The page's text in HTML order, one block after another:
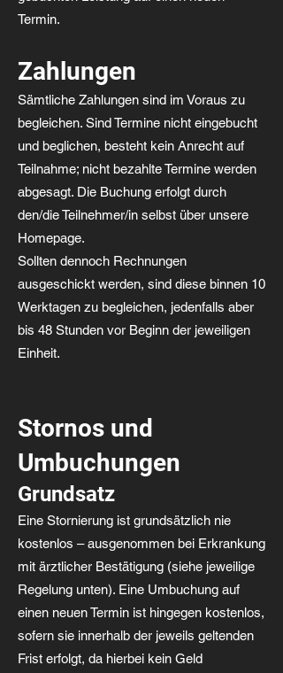
Termin.
Zahlungen
Sämtliche Zahlungen sind im Voraus zu
begleichen. Sind Termine nicht eingebucht
und beglichen, besteht kein Anrecht auf
Teilnahme; nicht bezahlte Termine werden
abgesagt. Die Buchung erfolgt durch
den/die Teilnehmer/in selbst über unsere
Homepage.
Sollten dennoch Rechnungen
ausgeschickt werden, sind diese binnen 10
Werktagen zu begleichen, jedenfalls aber
bis 48 Stunden vor Beginn der jeweiligen
Einheit.
Stornos und
Umbuchungen
Grundsatz
Eine Stornierung ist grundsätzlich nie
kostenlos – ausgenommen bei Erkrankung
mit ärztlicher Bestätigung (siehe jeweilige
Regelung unten). Eine Umbuchung auf
einen neuen Termin ist hingegen kostenlos,
sofern sie innerhalb der jeweils geltenden
Frist erfolgt, da hierbei kein Geld